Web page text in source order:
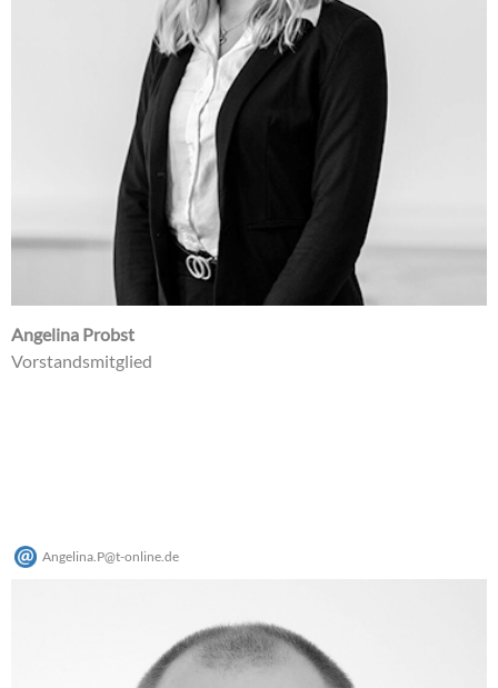
Angelina Probst
Vorstandsmitglied
Angelina.P@t-online.de